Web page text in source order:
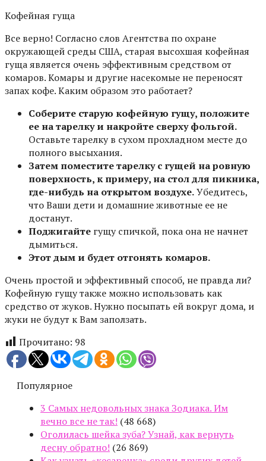
Кофейная гуща
Все верно! Согласно слов Агентства по охране
окружающей среды США, старая высохшая кофейная
гуща является очень эффективным средством от
комаров. Комары и другие насекомые не переносят
запах кофе. Каким образом это работает?
Соберите старую кофейную гущу, положите
ее на тарелку и накройте сверху фольгой.
Оставьте тарелку в сухом прохладном месте до
полного высыхания.
Затем поместите тарелку с гущей на ровную
поверхность, к примеру, на стол для пикника,
где-нибудь на открытом воздухе.Убедитесь,
что Ваши дети и домашние животные ее не
достанут.
Поджигайте гущу спичкой, пока она не начнет
дымиться.
Этот дым и будет отгонять комаров.
Очень простой и эффективный способ, не правда ли?
Кофейную гущу также можно использовать как
средство от жуков. Нужно посыпать ей вокруг дома, и
жуки не будут к Вам заползать.
Прочитано: 98
Популярное
3 Самых недовольных знака Зодиака. Им
вечно все не так! (48 668)
Оголилась шейка зуба? Узнай, как вернуть
десну обратно! (26 869)